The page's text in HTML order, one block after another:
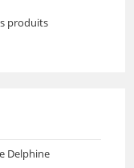
produits
Delphine